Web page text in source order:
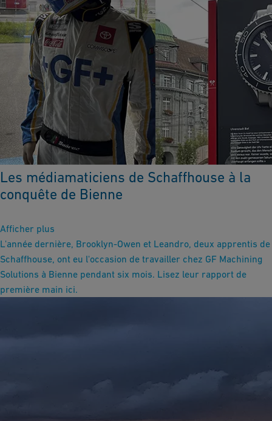
Les médiamaticiens de Schaffhouse à la
conquête de Bienne
Afficher plus
L'année dernière, Brooklyn-Owen et Leandro, deux apprentis de
Schaffhouse, ont eu l'occasion de travailler chez GF Machining
Solutions à Bienne pendant six mois. Lisez leur rapport de
première main ici.